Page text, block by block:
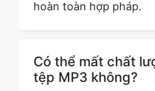
Có thể mất chất
tuyến của chúng tôi
giảm thiểu mọi mất